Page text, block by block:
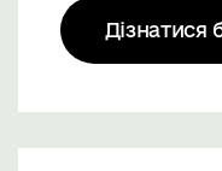
Дізнатися